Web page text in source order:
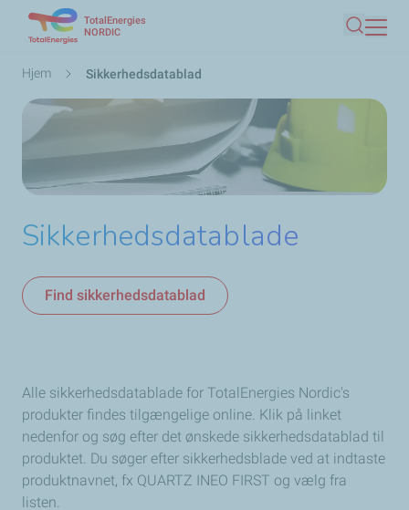
TotalEnergies
NORDIC
Søg
Brødkrumme
Hjem Sikkerhedsdatablad
Sikkerhedsdatablade
Find sikkerhedsdatablad
Alle sikkerhedsdatablade for TotalEnergies Nordic's
produkter findes tilgængelige online. Klik på linket
nedenfor og søg efter det ønskede sikkerhedsdatablad til
produktet. Du søger efter sikkerhedsblade ved at indtaste
produktnavnet, fx QUARTZ INEO FIRST og vælg fra
listen.